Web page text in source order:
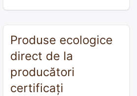
Produse ecologice
direct de la
producători
certificați